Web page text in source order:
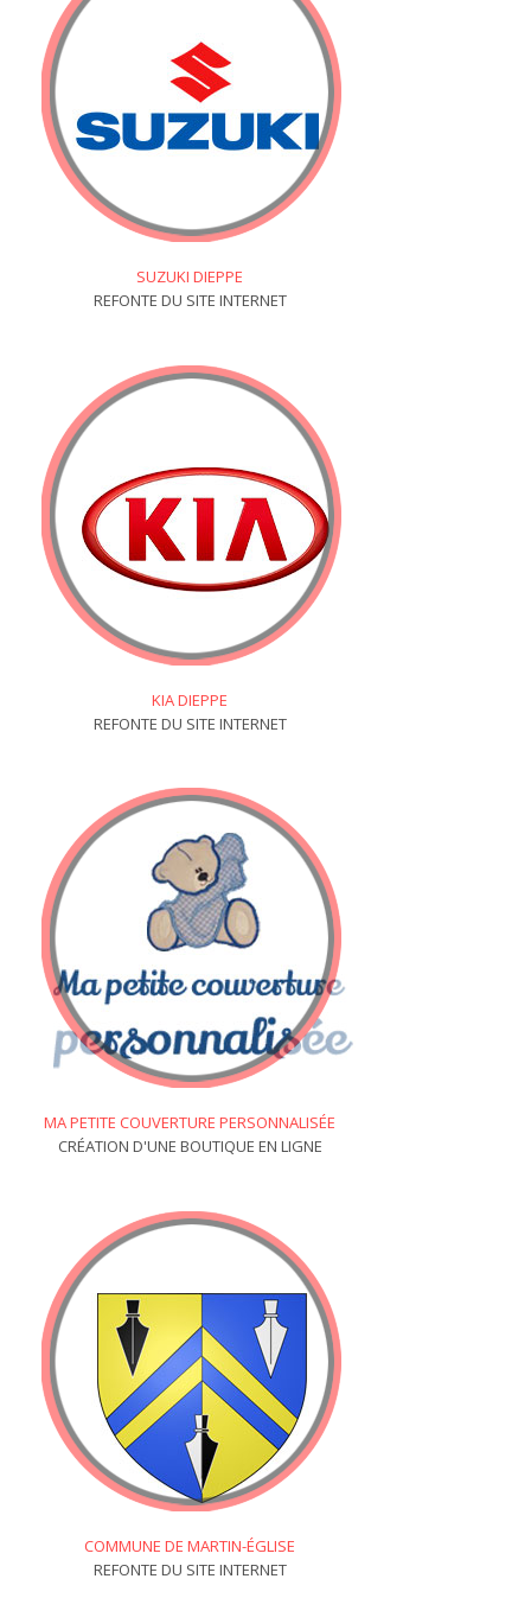
SUZUKI DIEPPE
REFONTE DU SITE INTERNET
KIA DIEPPE
REFONTE DU SITE INTERNET
MA PETITE COUVERTURE PERSONNALISÉE
CRÉATION D'UNE BOUTIQUE EN LIGNE
COMMUNE DE MARTIN-ÉGLISE
REFONTE DU SITE INTERNET